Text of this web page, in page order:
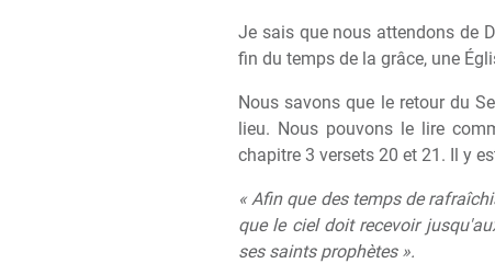
Je sais que nous attendons de
fin du temps de la grâce, une
Nous savons que le retour du
lieu. Nous pouvons le lire
chapitre 3 versets 20 et 21. Il y
« Afin que des temps de
que le ciel doit recevoir
ses saints prophètes ».